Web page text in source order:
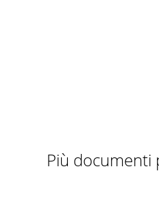
Più documenti